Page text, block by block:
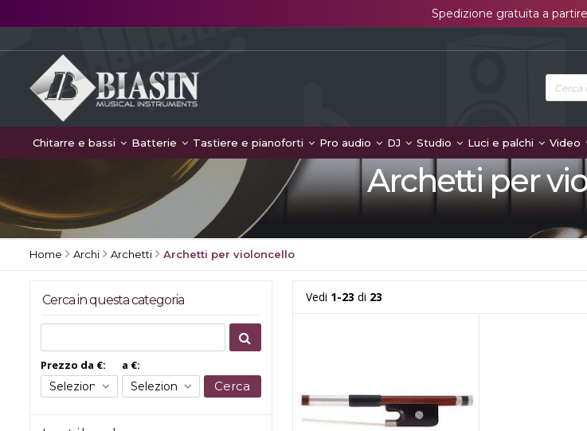
Spedizione gratuita a
Chitarre e bassi Batterie Tastiere e pianoforti Pro audio DJ Studio Luci e palchi Video
Archetti per
Home Archi Archetti Archetti per violoncello
Vedi 1-23 di 23
Cerca in questa categoria
Prezzo da €: a €:
Cerca